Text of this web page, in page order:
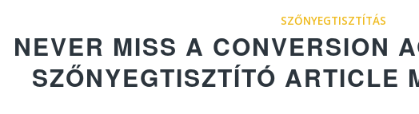
SZŐNYEGTISZTÍTÁS
NEVER MISS A CONVERSION
SZŐNYEGTISZTÍTÓ ARTICLE